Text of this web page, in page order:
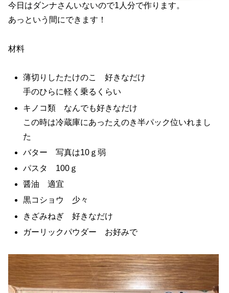
今日はダンナさんいないので1人分で作ります。
あっという間にできます！
材料
薄切りしたたけのこ 好きなだけ
手のひらに軽く乗るくらい
キノコ類 なんでも好きなだけ
この時は冷蔵庫にあったえのき半パック位いれまし
た
バター 写真は10ｇ弱
パスタ 100ｇ
醤油 適宜
黒コショウ 少々
きざみねぎ 好きなだけ
ガーリックパウダー お好みで